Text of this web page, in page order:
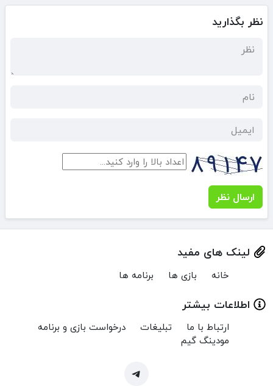
نظر بگذارید
ارسال نظر
لینک های مفید
خانه بازی ها برنامه ها
اطلاعات بیشتر
ارتباط با ما تبلیغات
درخواست بازی و برنامه
مودینگ گیم